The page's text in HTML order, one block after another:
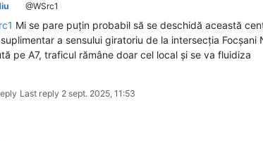
@WSrc1
Mi se pare puțin probabil să se deschidă această
a sensului giratoriu de la intersecția
pe A7, traficul rămâne doar cel local și se va fluidiza
Last reply 2 sept. 2025, 11:53